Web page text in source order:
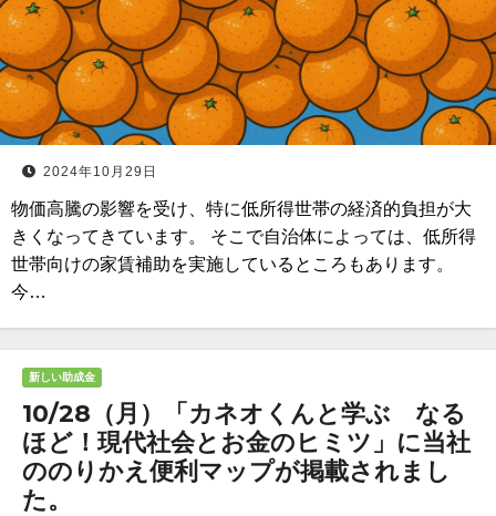
2024年10月29日
物価高騰の影響を受け、特に低所得世帯の経済的負担が大
きくなってきています。 そこで自治体によっては、低所得
世帯向けの家賃補助を実施しているところもあります。
今…
新しい助成金
10/28（月）「カネオくんと学ぶ なる
ほど！現代社会とお金のヒミツ」に当社
ののりかえ便利マップが掲載されまし
た。